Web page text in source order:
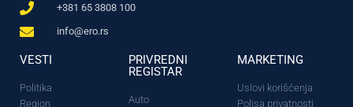
+381 65 3808 100
info@ero.rs
VESTI
Politika
Region
PRIVREDNI
REGISTAR
Auto
MARKETING
Uslovi korišćenja
Polisa privatnosti